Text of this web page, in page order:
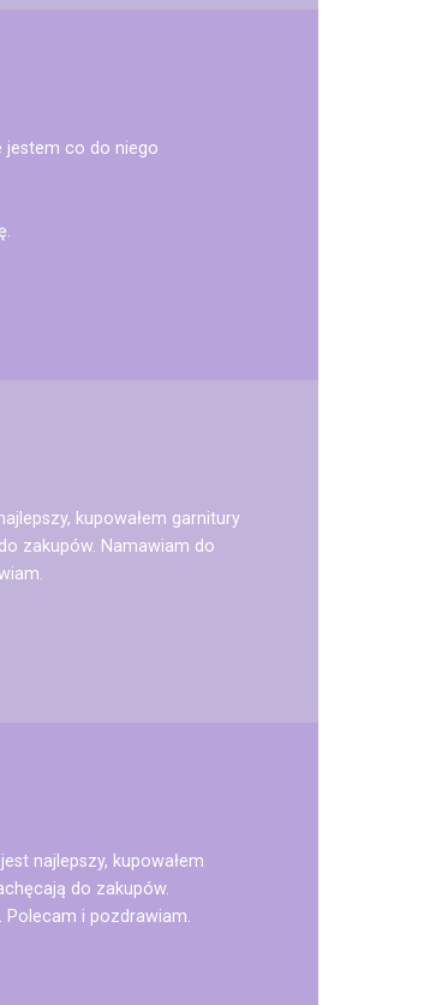
jestem co do niego
kupowałem garnitury
zakupów. Namawiam do
najlepszy, kupowałem
do zakupów.
Polecam i pozdrawiam.